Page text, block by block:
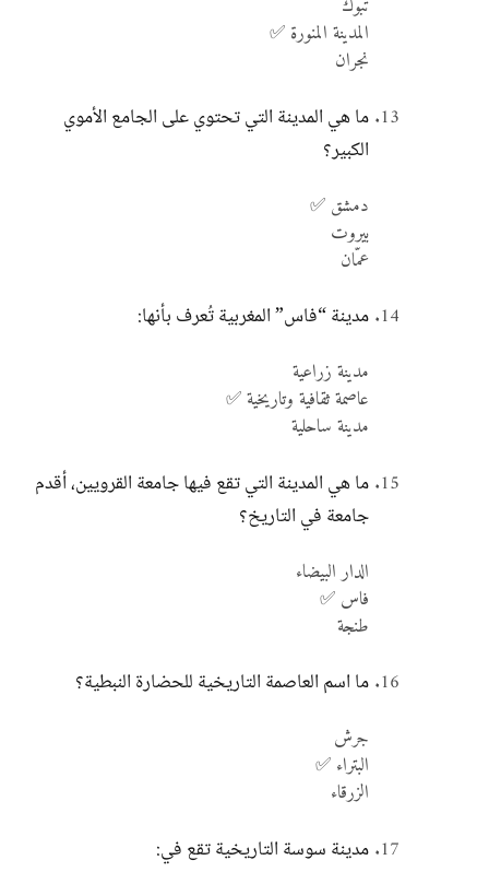
تبوك
المدينة المنورة ✅
نجران
ما هي المدينة التي تحتوي على الجامع الأموي
الكبير؟
دمشق ✅
بيروت
عمّان
مدينة “فاس” المغربية تُعرف بأنها:
مدينة زراعية
عاصمة ثقافية وتاريخية ✅
مدينة ساحلية
ما هي المدينة التي تقع فيها جامعة القرويين، أقدم
جامعة في التاريخ؟
الدار البيضاء
فاس ✅
طنجة
ما اسم العاصمة التاريخية للحضارة النبطية؟
جرش
البتراء ✅
الزرقاء
مدينة سوسة التاريخية تقع في: